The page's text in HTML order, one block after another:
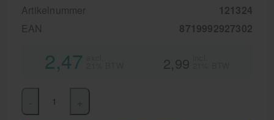
Artikelnummer
121324
EAN
8719992927302
2,47 2,99